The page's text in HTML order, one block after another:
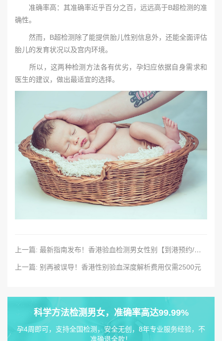
准确率高：其准确率近乎百分之百，远远高于B超检测的准
确性。
然而，B超检测除了能提供胎儿性别信息外，还能全面评估
胎儿的发育状况以及宫内环境。
所以，这两种检测方法各有优劣，孕妇应依据自身需求和
医生的建议，做出最适宜的选择。
上一篇: 别再被误导！香港性别验血深度解析费用仅需2500元
科学方法检测男女，准确率高达99.99%
孕4周即可，支持全国检测，安全无创，8年专业服务经验，不
准确退全款！